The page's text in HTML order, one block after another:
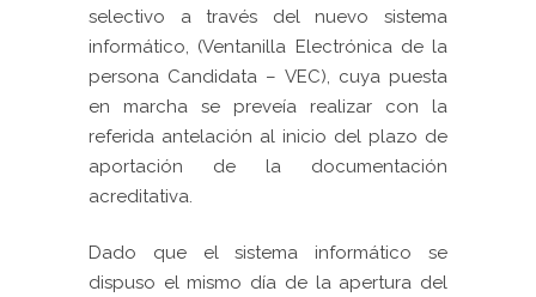
selectivo a través del nuevo sistema
informático, (Ventanilla Electrónica de la
persona Candidata – VEC), cuya puesta
en marcha se preveía realizar con la
referida antelación al inicio del plazo de
aportación de la documentación
acreditativa.
Dado que elsistema informático se
dispuso el mismo día de la apertura del